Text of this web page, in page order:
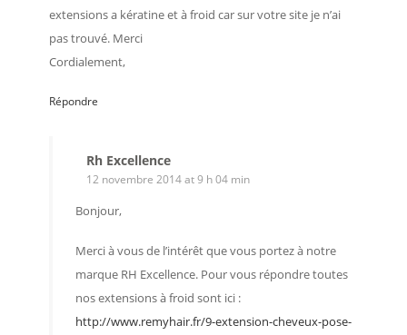
extensions a kératine et à froid car sur votre site je n’ai
pas trouvé. Merci
Cordialement,
Répondre
Rh Excellence
12 novembre 2014 at 9 h 04 min
Bonjour,
Merci à vous de l’intérêt que vous portez à notre
marque RH Excellence. Pour vous répondre toutes
nos extensions à froid sont ici :
http://www.remyhair.fr/9-extension-cheveux-pose-